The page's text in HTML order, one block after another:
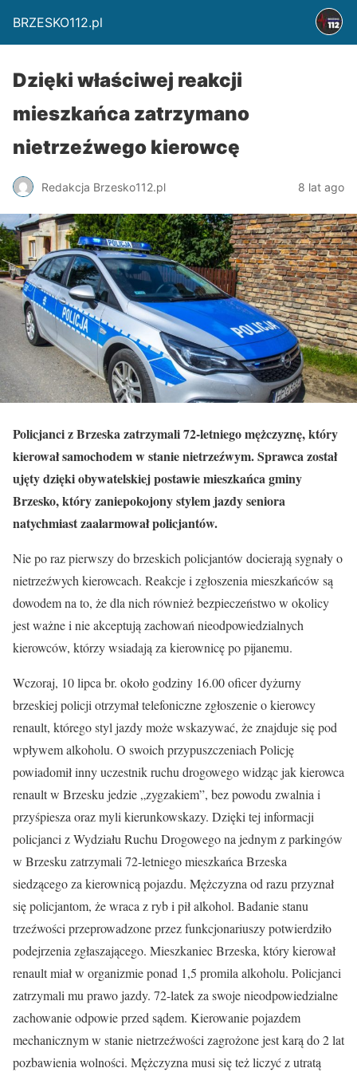
BRZESKO112.pl
Dzięki właściwej reakcji
mieszkańca zatrzymano
nietrzeźwego kierowcę
Redakcja Brzesko112.pl 8 lat ago
Policjanci z Brzeska zatrzymali 72-letniego mężczyznę, który
kierował samochodem w stanie nietrzeźwym. Sprawca został
ujęty dzięki obywatelskiej postawie mieszkańca gminy
Brzesko, który zaniepokojony stylem jazdy seniora
natychmiast zaalarmował policjantów.
Nie po raz pierwszy do brzeskich policjantów docierają sygnały o
nietrzeźwych kierowcach. Reakcje i zgłoszenia mieszkańców są
dowodem na to, że dla nich również bezpieczeństwo w okolicy
jest ważne i nie akceptują zachowań nieodpowiedzialnych
kierowców, którzy wsiadają za kierownicę po pijanemu.
Wczoraj, 10 lipca br. około godziny 16.00 oficer dyżurny
brzeskiej policji otrzymał telefoniczne zgłoszenie o kierowcy
renault, którego styl jazdy może wskazywać, że znajduje się pod
wpływem alkoholu. O swoich przypuszczeniach Policję
powiadomił inny uczestnik ruchu drogowego widząc jak kierowca
renault w Brzesku jedzie „zygzakiem”, bez powodu zwalnia i
przyśpiesza oraz myli kierunkowskazy. Dzięki tej informacji
policjanci z Wydziału Ruchu Drogowego na jednym z parkingów
w Brzesku zatrzymali 72-letniego mieszkańca Brzeska
siedzącego za kierownicą pojazdu. Mężczyzna od razu przyznał
się policjantom, że wraca z ryb i pił alkohol. Badanie stanu
trzeźwości przeprowadzone przez funkcjonariuszy potwierdziło
podejrzenia zgłaszającego. Mieszkaniec Brzeska, który kierował
renault miał w organizmie ponad 1,5 promila alkoholu. Policjanci
zatrzymali mu prawo jazdy. 72-latek za swoje nieodpowiedzialne
zachowanie odpowie przed sądem. Kierowanie pojazdem
mechanicznym w stanie nietrzeźwości zagrożone jest karą do 2 lat
pozbawienia wolności. Mężczyzna musi się też liczyć z utratą